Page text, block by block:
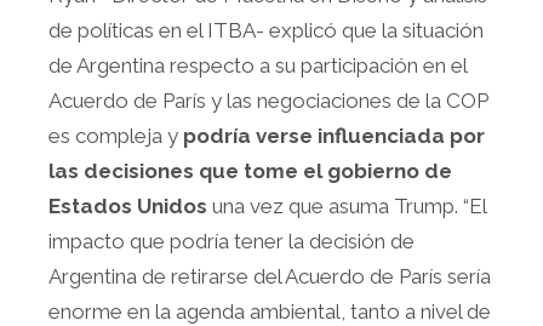
de políticas en el ITBA- explicó que la situación
de Argentina respecto a su participación en el
Acuerdo de París y las negociaciones de la COP
es compleja y podría verse influenciada por
las decisiones que tome el gobierno de
Estados Unidos una vez que asuma Trump. “El
impacto que podría tener la decisión de
Argentina de retirarse del Acuerdo de París sería
enorme en la agenda ambiental, tanto a nivel de